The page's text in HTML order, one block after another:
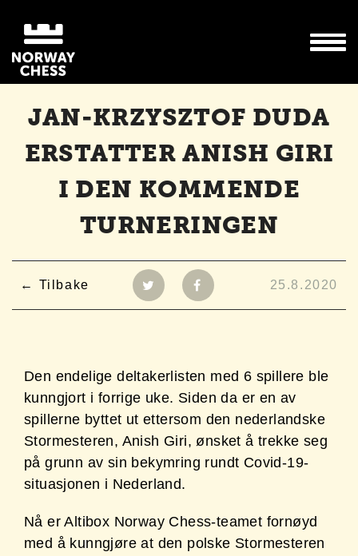
JAN-KRZYSZTOF DUDA
ERSTATTER ANISH GIRI
I DEN KOMMENDE
TURNERINGEN
Tilbake 25.8.2020
Den endelige deltakerlisten med 6 spillere ble
kunngjort i forrige uke. Siden da er en av
spillerne byttet ut ettersom den nederlandske
Stormesteren, Anish Giri, ønsket å trekke seg
på grunn av sin bekymring rundt Covid-19-
situasjonen i Nederland.
Nå er Altibox Norway Chess-teamet fornøyd
med å kunngjøre at den polske Stormesteren